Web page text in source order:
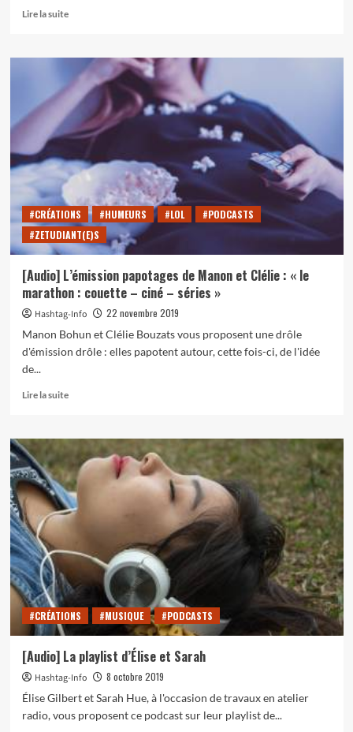
Lire la suiteEn
sur
playlist
spéciale
Noël
Hashtag
#CRÉATIONS #HUMEURS #LOL
#PODCASTS
#ZETUDIANT(E)S
[Audio] L’émission papotages de Manon et Clélie : « le
marathon : couette – ciné – séries »
Hashtag-Info
22 novembre 2019
Manon Bohun et Clélie Bouzats vous proposent une drôle
d'émission drôle : elles papotent autour, cette fois-ci, de l'idée
de...
Lire la suiteEn
sur
[Audio]
L’émission
papotages
de
Manon
:
marathon
couette
–
séries »
#CRÉATIONS #MUSIQUE #PODCASTS
[Audio] La playlist d’Élise et Sarah
Hashtag-Info
8 octobre 2019
Élise Gilbert et Sarah Hue, à l'occasion de travaux en atelier
radio, vous proposent ce podcast sur leur playlist de...